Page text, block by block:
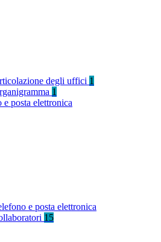
degli uffici 1
1
e posta elettronica
e posta elettronica
15